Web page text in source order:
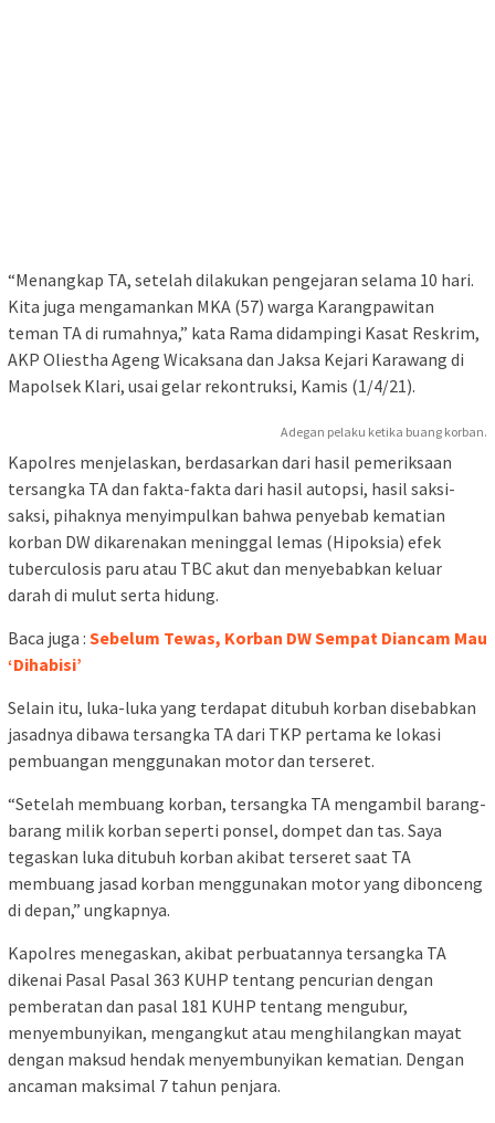
“Menangkap TA, setelah dilakukan pengejaran selama 10 hari.
Kita juga mengamankan MKA (57) warga Karangpawitan
teman TA di rumahnya,” kata Rama didampingi Kasat Reskrim,
AKP Oliestha Ageng Wicaksana dan Jaksa Kejari Karawang di
Mapolsek Klari, usai gelar rekontruksi, Kamis (1/4/21).
Adegan pelaku ketika buang korban.
Kapolres menjelaskan, berdasarkan dari hasil pemeriksaan
tersangka TA dan fakta-fakta dari hasil autopsi, hasil saksi-
saksi, pihaknya menyimpulkan bahwa penyebab kematian
korban DW dikarenakan meninggal lemas (Hipoksia) efek
tuberculosis paru atau TBC akut dan menyebabkan keluar
darah di mulut serta hidung.
Baca juga : Sebelum Tewas, Korban DW Sempat Diancam Mau
‘Dihabisi’
Selain itu, luka-luka yang terdapat ditubuh korban disebabkan
jasadnya dibawa tersangka TA dari TKP pertama ke lokasi
pembuangan menggunakan motor dan terseret.
“Setelah membuang korban, tersangka TA mengambil barang-
barang milik korban seperti ponsel, dompet dan tas. Saya
tegaskan luka ditubuh korban akibat terseret saat TA
membuang jasad korban menggunakan motor yang dibonceng
di depan,” ungkapnya.
Kapolres menegaskan, akibat perbuatannya tersangka TA
dikenai Pasal Pasal 363 KUHP tentang pencurian dengan
pemberatan dan pasal 181 KUHP tentang mengubur,
menyembunyikan, mengangkut atau menghilangkan mayat
dengan maksud hendak menyembunyikan kematian. Dengan
ancaman maksimal 7 tahun penjara.